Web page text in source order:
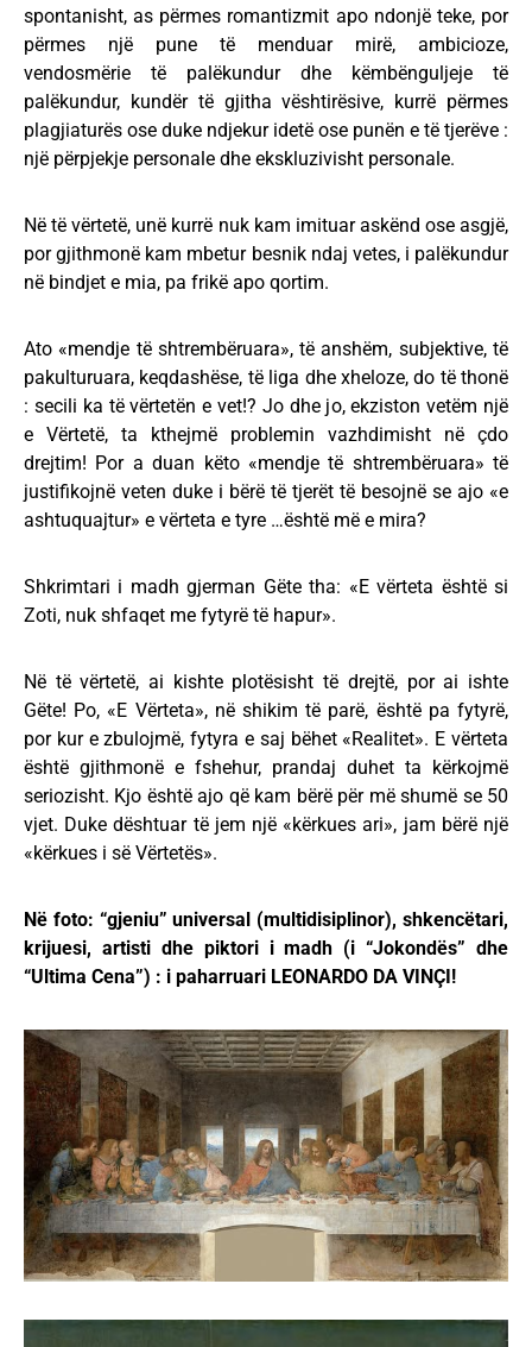
spontanisht, as përmes romantizmit apo ndonjë teke, por
përmes një pune të menduar mirë, ambicioze,
vendosmërie të palëkundur dhe këmbënguljeje të
palëkundur, kundër të gjitha vështirësive, kurrë përmes
plagjiaturës ose duke ndjekur idetë ose punën e të tjerëve :
një përpjekje personale dhe ekskluzivisht personale.
Në të vërtetë, unë kurrë nuk kam imituar askënd ose asgjë,
por gjithmonë kam mbetur besnik ndaj vetes, i palëkundur
në bindjet e mia, pa frikë apo qortim.
Ato «mendje të shtrembëruara», të anshëm, subjektive, të
pakulturuara, keqdashëse, të liga dhe xheloze, do të thonë
: secili ka të vërtetën e vet!? Jo dhe jo, ekziston vetëm një
e Vërtetë, ta kthejmë problemin vazhdimisht në çdo
drejtim! Por a duan këto «mendje të shtrembëruara» të
justifikojnë veten duke i bërë të tjerët të besojnë se ajo «e
ashtuquajtur» e vërteta e tyre …është më e mira?
Shkrimtari i madh gjerman Gëte tha: «E vërteta është si
Zoti, nuk shfaqet me fytyrë të hapur».
Në të vërtetë, ai kishte plotësisht të drejtë, por ai ishte
Gëte! Po, «E Vërteta», në shikim të parë, është pa fytyrë,
por kur e zbulojmë, fytyra e saj bëhet «Realitet». E vërteta
është gjithmonë e fshehur, prandaj duhet ta kërkojmë
seriozisht. Kjo është ajo që kam bërë për më shumë se 50
vjet. Duke dështuar të jem një «kërkues ari», jam bërë një
«kërkues i së Vërtetës».
Në foto: “gjeniu” universal (multidisiplinor), shkencëtari,
krijuesi, artisti dhe piktori i madh (i “Jokondës” dhe
“Ultima Cena”) : i paharruari LEONARDO DA VINÇI!